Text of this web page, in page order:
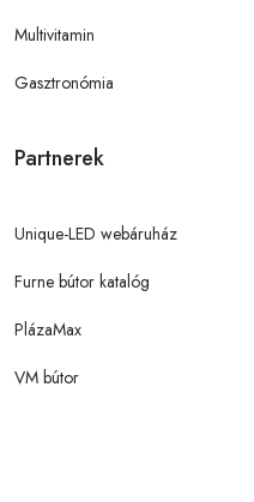
Multivitamin
Gasztronómia
Partnerek
Unique-LED webáruház
Furne bútor katalóg
PlázaMax
VM bútor